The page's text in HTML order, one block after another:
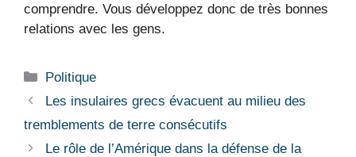
comprendre. Vous développez donc de très bonnes
relations avec les gens.
Catégories
Politique
Les insulaires grecs évacuent au milieu des
tremblements de terre consécutifs
Le rôle de l’Amérique dans la défense de la